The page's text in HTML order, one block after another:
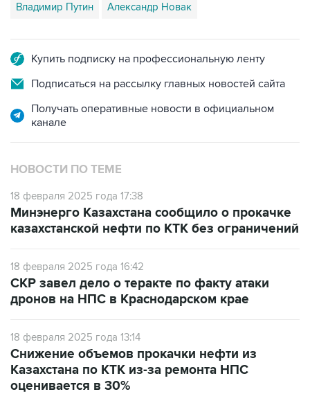
Владимир Путин Александр Новак
Купить подписку на профессиональную ленту
Подписаться на рассылку главных новостей сайта
Получать оперативные новости в официальном
канале
НОВОСТИ ПО ТЕМЕ
18 февраля 2025 года 17:38
Минэнерго Казахстана сообщило о прокачке
казахстанской нефти по КТК без ограничений
18 февраля 2025 года 16:42
СКР завел дело о теракте по факту атаки
дронов на НПС в Краснодарском крае
18 февраля 2025 года 13:14
Снижение объемов прокачки нефти из
Казахстана по КТК из-за ремонта НПС
оценивается в 30%